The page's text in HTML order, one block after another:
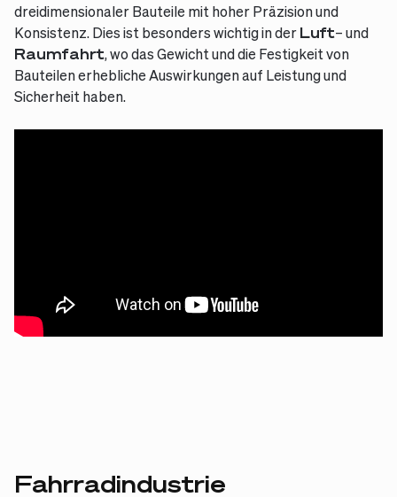
dreidimensionaler Bauteile mit hoher Präzision und
Konsistenz. Dies ist besonders wichtig in derLuft– und
Raumfahrt, wo das Gewicht und die Festigkeit von
Bauteilen erhebliche Auswirkungen auf Leistung und
Sicherheit haben.
Fahrradindustrie